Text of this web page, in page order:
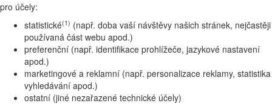
pro účely:
statistické(1) (např. doba vaší návštěvy našich stránek, nejčastěji
používaná část webu apod.)
preferenční (např. identifikace prohlížeče, jazykové nastavení
apod.)
marketingové a reklamní (např. personalizace reklamy, statistika
vyhledávání apod.)
ostatní (jiné nezařazené technické účely)